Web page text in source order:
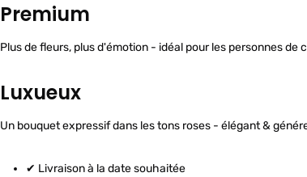
Premium
Plus de fleurs, plus d'émotion - idéal pour les personnes de
Luxueux
Un bouquet expressif dans les tons roses - élégant &
✔ Livraison à la date souhaitée